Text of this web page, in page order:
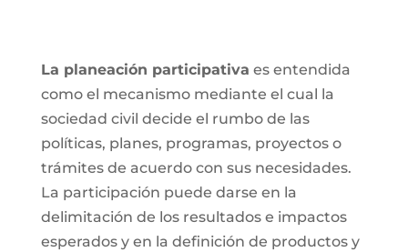
La planeación participativa es entendida
como el mecanismo mediante el cual la
sociedad civil decide el rumbo de las
políticas, planes, programas, proyectos o
trámites de acuerdo con sus necesidades.
La participación puede darse en la
delimitación de los resultados e impactos
esperados y en la definición de productos y